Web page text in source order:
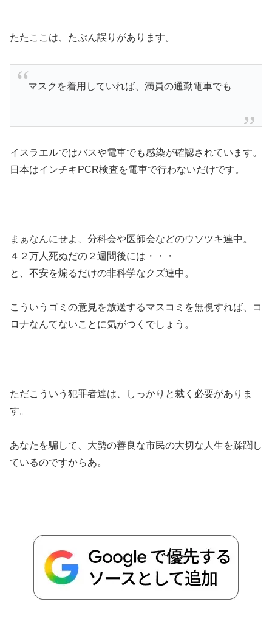
たたここは、たぶん誤りがあります。
マスクを着用していれば、満員の通勤電車でも
イスラエルではバスや電車でも感染が確認されています。
日本はインチキPCR検査を電車で行わないだけです。
まぁなんにせよ、分科会や医師会などのウソツキ連中。
４２万人死ぬだの２週間後には・・・
と、不安を煽るだけの非科学なクズ連中。
こういうゴミの意見を放送するマスコミを無視すれば、コ
ロナなんてないことに気がつくでしょう。
ただこういう犯罪者達は、しっかりと裁く必要がありま
す。
あなたを騙して、大勢の善良な市民の大切な人生を蹂躙し
ているのですからあ。